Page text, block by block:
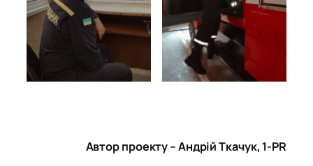
Автор проекту – Андрій Ткачук, 1-PR